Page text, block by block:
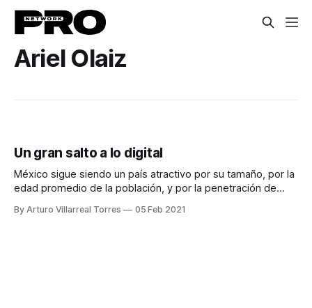
Ariel Olaiz
Un gran salto a lo digital
México sigue siendo un país atractivo por su tamaño, por la
edad promedio de la población, y por la penetración de
todavía por hacer. Ariel Olaiz, fundador de ePesos, dice en
By Arturo Villarreal Torres 05 Feb 2021